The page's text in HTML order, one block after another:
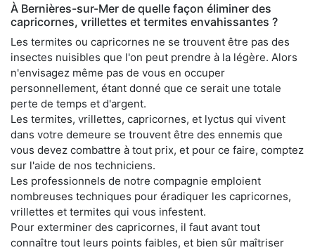
À Bernières-sur-Mer de quelle façon éliminer des
capricornes, vrillettes et termites envahissantes ?
Les termites ou capricornes ne se trouvent être pas des
insectes nuisibles que l'on peut prendre à la légère. Alors
n'envisagez même pas de vous en occuper
personnellement, étant donné que ce serait une totale
perte de temps et d'argent.
Les termites, vrillettes, capricornes, et lyctus qui vivent
dans votre demeure se trouvent être des ennemis que
vous devez combattre à tout prix, et pour ce faire, comptez
sur l'aide de nos techniciens.
Les professionnels de notre compagnie emploient
nombreuses techniques pour éradiquer les capricornes,
vrillettes et termites qui vous infestent.
Pour exterminer des capricornes, il faut avant tout
connaître tout leurs points faibles, et bien sûr maîtriser